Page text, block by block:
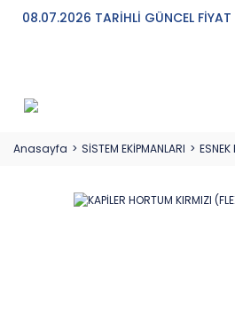
08.07.2026 TARİHLİ GÜNCEL FİYAT
Anasayfa SİSTEM EKİPMANLARI ESNEK